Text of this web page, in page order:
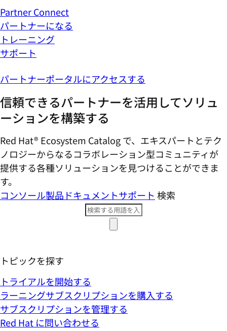
Partner Connect
パートナーになる
トレーニング
サポート
パートナーポータルにアクセスする
信頼できるパートナーを活用してソリュ
ーションを構築する
Red Hat® Ecosystem Catalog で、エキスパートとテク
ノロジーからなるコラボレーション型コミ​ュニティが
提供する各種ソリューションを見つけることができま
す。
コンソール製品ドキュメントサポート 検索
トピックを探す
トライアルを開始する
ラーニングサブスクリプションを購入する
サブスクリプションを管理する
Red Hat に問い合わせる